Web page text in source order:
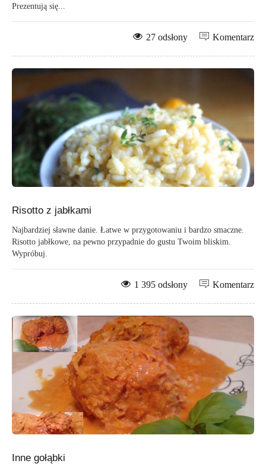
Prezentują się...
Komentarz
27 odsłony
Risotto z jabłkami
Najbardziej sławne danie. Łatwe w przygotowaniu i bardzo smaczne.
Risotto jabłkowe, na pewno przypadnie do gustu Twoim bliskim.
Wypróbuj.
Komentarz
1 395 odsłony
Inne gołąbki